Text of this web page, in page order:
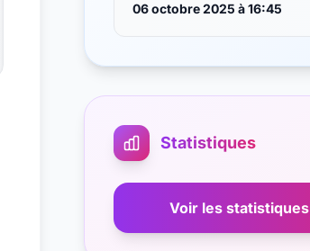
06 octobre 2025 à 16:45
Statistiques
Voir les statistiques